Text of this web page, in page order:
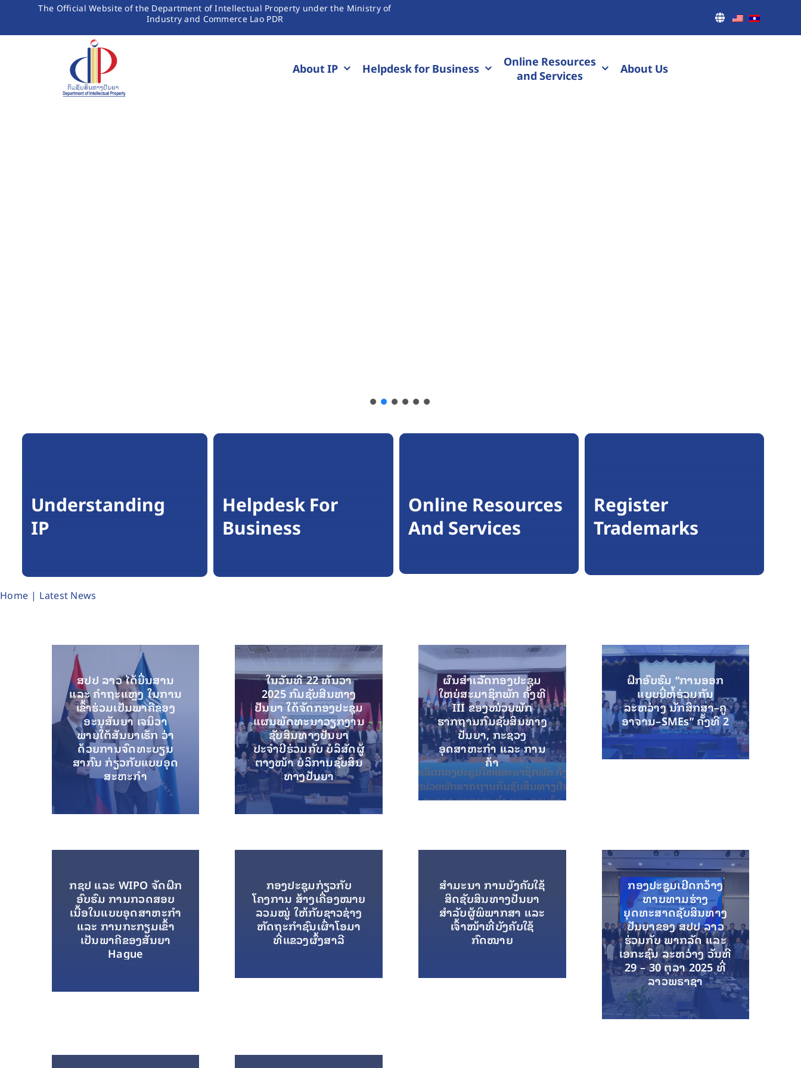
The Official Website of the Department of Intellectual Property under the Ministry of
Industry and Commerce Lao PDR
About IP Helpdesk for Business
Online Resources
and Services
About Us
Understanding
IP
Helpdesk For
Business
Online Resources
And Services
Register
Trademarks
Home Latest News
ສປປ ລາວ ໄດ້ຍື່ນສານ
ແລະ ຄໍາຖະແຫຼງ ໃນການ
ເຂົ້າຮ່ວມເປັນພາຄີຂອງ
ອະນຸສັນຍາ ເຈນິວາ
ພາຍໃຕ້ສັນຍາເຮັກ ວ່າ
ດ້ວຍການຈົດທະບຽນ
ສາກົນ ກ່ຽວກັບແບບອຸດ
ສະຫະກໍາ
ໃນວັນທີ 22 ທັນວາ
2025 ກົມຊັບສີນທາງ
ປັນຍາ ໃດ້ຈັດກອງປະຊຸມ
ແຜນພັດທະນາວຽກງານ
ຊັບສິນທາງປັນຍາ
ປະຈຳປີຮ່ວມກັບ ບໍລິສັດຜູ້
ຕາງໜ້າ ບໍລິການຊັບສິນ
ທາງປັນຍາ
ຜົນສຳເລັດກອງປະຊຸມ
ໃຫຍ່ສະມາຊິກພັກ ຄັ້ງທີ
III ຂອງໜ່ວຍພັກ
ຮາກຖານກົມຊັບສິນທາງ
ປັນຍາ, ກະຊວງ
ອຸດສາຫະກຳ ແລະ ການ
ຄ້າ
ຝຶກອົບຮົມ “ການອອກ
ແບບຍີ່ຫໍ້ຮ່ວມກັນ
ລະຫວ່າງ ນັກສຶກສາ–ຄູ
ອາຈານ–SMEs” ຄັ້ງທີ 2
ກຊປ ແລະ WIPO ຈັດຝຶກ
ອົບຮົມ ການກວດສອບ
ເນື້ອໃນແບບອຸດສາຫະກໍາ
ແລະ ການກະກຽມເຂົ້າ
ເປັນພາຄີຂອງສັນຍາ
Hague
ກອງປະຊຸມກ່ຽວກັບ
ໂຄງການ ສ້າງເຄື່ອງໝາຍ
ລວມໝູ່ ໃຫ້ກັບຊາວຊ່າງ
ຫັດຖະກຳຊົນເຜົ່າໂອມາ
ທີ່ແຂວງຜົ້ງສາລີ
ສໍາມະນາ ການບັງຄັບໃຊ້
ສິດຊັບສິນທາງປັນຍາ
ສຳລັບຜູ້ພິພາກສາ ແລະ
ເຈົ້າໜ້າທີ່ບັງຄັບໃຊ້
ກົດໝາຍ
ກອງປະຊູມເປີດກວ້າງ
ທາບທາມຮ່າງ
ຍຸດທະສາດຊັບສິນທາງ
ປັນຍາຂອງ ສປປ ລາວ
ຮ່ວມກັບ ພາກລັດ ແລະ
ເອກະຊົນ ລະຫວ່າງ ວັນທີ
29 – 30 ຕຸລາ 2025 ທີ່
ລາວພຣາຊາ